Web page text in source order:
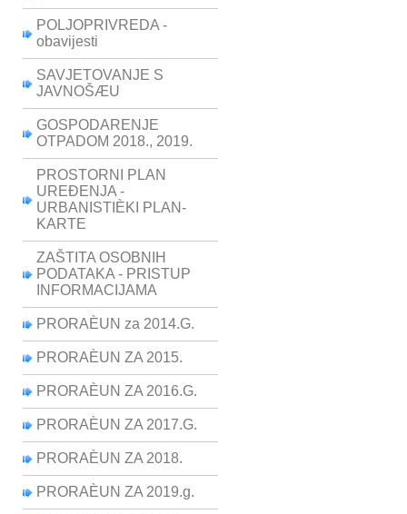
POLJOPRIVREDA -
obavijesti
SAVJETOVANJE S
JAVNOŠÆU
GOSPODARENJE
OTPADOM 2018., 2019.
PROSTORNI PLAN
UREÐENJA -
URBANISTIÈKI PLAN-
KARTE
ZAŠTITA OSOBNIH
PODATAKA - PRISTUP
INFORMACIJAMA
PRORAÈUN za 2014.G.
PRORAÈUN ZA 2015.
PRORAÈUN ZA 2016.G.
PRORAÈUN ZA 2017.G.
PRORAÈUN ZA 2018.
PRORAÈUN ZA 2019.g.